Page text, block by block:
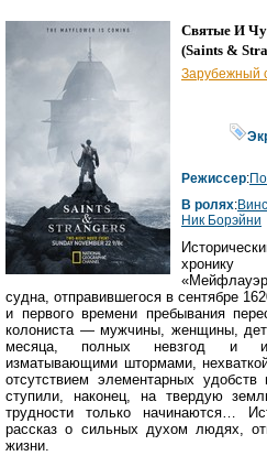
Святые И
(Saints &
Зарубежный
Режиссер:
В ролях:
Ник Борэйни
хронику
судна, отправившегося в сентябре
и первого времени пребывания
колониста — мужчины, женщины,
месяца, полных невзгод и
изматывающими штормами,
отсутствием элементарных
ступили, наконец, на твердую
трудности только начинаются…
рассказ о сильных духом людях,
жизни.